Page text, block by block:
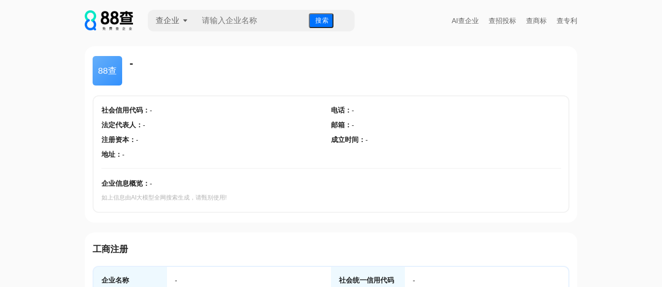
查企业 搜 索 AI查企业 查招投标 查商标 查专利
88查
-
社会信用代码： - 电话： -
法定代表人 ： - 邮箱 ： -
注册资本： - 成立时间 ： -
地址： -
企业信息概览： -
如上信息由AI大模型全网搜索生成，请甄别使用!
工商注册
企业名称 - 社会统一信用代码 -